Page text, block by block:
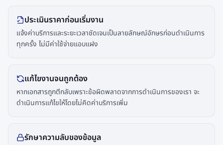
ประเมินราคาก่อนเริ่มงาน
แจ้งค่าบริการและระยะเวลาชัดเจนเป็นลายลักษณ์อักษรก่อนดำเนินการ
ทุกครั้ง ไม่มีค่าใช้จ่ายแอบแฝง
แก้ไขงานจนถูกต้อง
หากเอกสารถูกตีกลับเพราะข้อผิดพลาดจากการดำเนินการของเรา จะ
ดำเนินการแก้ไขให้โดยไม่คิดค่าบริการเพิ่ม
รักษาความลับของข้อมูล